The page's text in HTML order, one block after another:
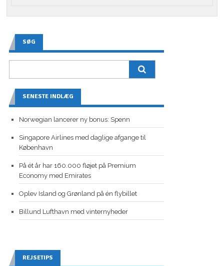
SØG
SENESTE INDLÆG
Norwegian lancerer ny bonus: Spenn
Singapore Airlines med daglige afgange til
København
På ét år har 160.000 fløjet på Premium
Economy med Emirates
Oplev Island og Grønland på én flybillet
Billund Lufthavn med vinternyheder
REJSETIPS